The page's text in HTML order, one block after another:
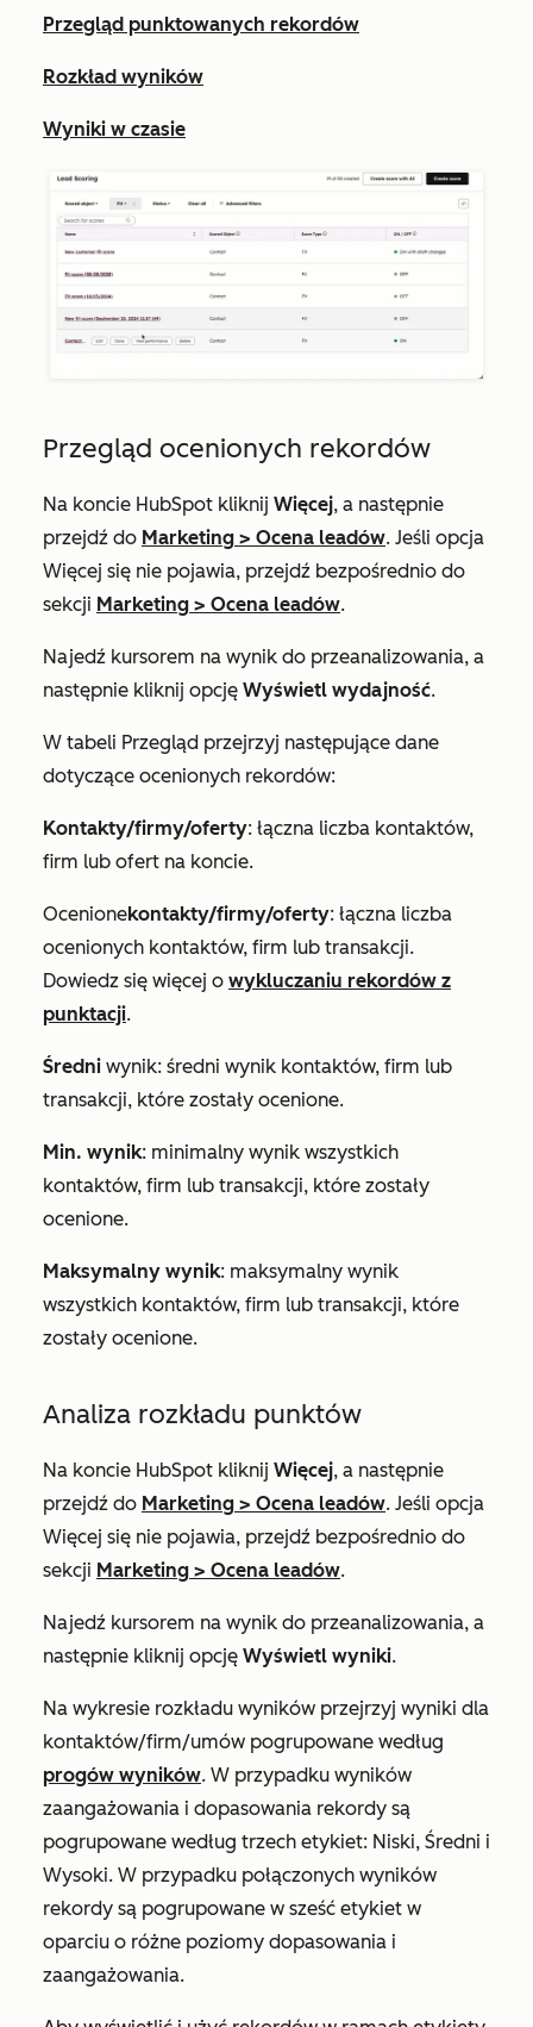
Przegląd punktowanych rekordów
Rozkład wyników
Wyniki w czasie
Przegląd ocenionych rekordów
Na koncie HubSpot kliknij Więcej, a następnie
przejdź do Marketing > Ocena leadów. Jeśli opcja
Więcej się nie pojawia, przejdź bezpośrednio do
sekcji Marketing > Ocena leadów.
Najedź kursorem na wynik do przeanalizowania, a
następnie kliknij opcję Wyświetl wydajność.
W tabeli Przegląd przejrzyj następujące dane
dotyczące ocenionych rekordów:
Kontakty/firmy/oferty: łączna liczba kontaktów,
firm lub ofert na koncie.
Ocenionekontakty/firmy/oferty: łączna liczba
ocenionych kontaktów, firm lub transakcji.
Dowiedz się więcej o wykluczaniu rekordów z
punktacji.
Średni wynik: średni wynik kontaktów, firm lub
transakcji, które zostały ocenione.
Min. wynik: minimalny wynik wszystkich
kontaktów, firm lub transakcji, które zostały
ocenione.
Maksymalny wynik: maksymalny wynik
wszystkich kontaktów, firm lub transakcji, które
zostały ocenione.
Analiza rozkładu punktów
Na koncie HubSpot kliknij Więcej, a następnie
przejdź do Marketing > Ocena leadów. Jeśli opcja
Więcej się nie pojawia, przejdź bezpośrednio do
sekcji Marketing > Ocena leadów.
Najedź kursorem na wynik do przeanalizowania, a
następnie kliknij opcję Wyświetl wyniki.
Na wykresie rozkładu wyników przejrzyj wyniki dla
kontaktów/firm/umów pogrupowane według
progów wyników. W przypadku wyników
zaangażowania i dopasowania rekordy są
pogrupowane według trzech etykiet: Niski, Średni i
Wysoki. W przypadku połączonych wyników
rekordy są pogrupowane w sześć etykiet w
oparciu o różne poziomy dopasowania i
zaangażowania.